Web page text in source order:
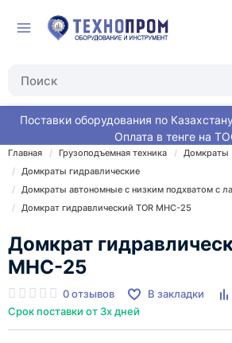
Поставки оборудования по
Оплата в тенге на
Главная Грузоподъемная техника
Домкраты
Домкраты гидравлические
Домкраты автономные с низким подхватом с
Домкрат гидравлический TOR MHC-25
Домкрат
MHC-25
0 отзывов В закладки
Срок поставки от 3х дней